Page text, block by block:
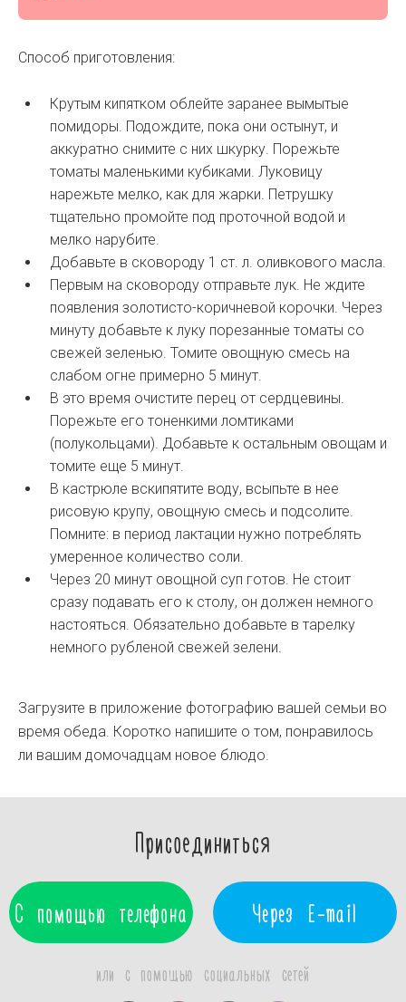
Способ приготовления:
Крутым кипятком облейте заранее вымытые
помидоры. Подождите, пока они остынут, и
аккуратно снимите с них шкурку. Порежьте
томаты маленькими кубиками. Луковицу
нарежьте мелко, как для жарки. Петрушку
тщательно промойте под проточной водой и
мелко нарубите.
Добавьте в сковороду 1 ст. л. оливкового масла.
Первым на сковороду отправьте лук. Не ждите
появления золотисто-коричневой корочки. Через
минуту добавьте к луку порезанные томаты со
свежей зеленью. Томите овощную смесь на
слабом огне примерно 5 минут.
В это время очистите перец от сердцевины.
Порежьте его тоненкими ломтиками
(полукольцами). Добавьте к остальным овощам и
томите еще 5 минут.
В кастрюле вскипятите воду, всыпьте в нее
рисовую крупу, овощную смесь и подсолите.
Помните: в период лактации нужно потреблять
умеренное количество соли.
Через 20 минут овощной суп готов. Не стоит
сразу подавать его к столу, он должен немного
настояться. Обязательно добавьте в тарелку
немного рубленой свежей зелени.
Загрузите в приложение фотографию вашей семьи во
время обеда. Коротко напишите о том, понравилось
ли вашим домочадцам новое блюдо.
Присоединиться
С помощью телефона Через E-mail
или с помощью социальных сетей